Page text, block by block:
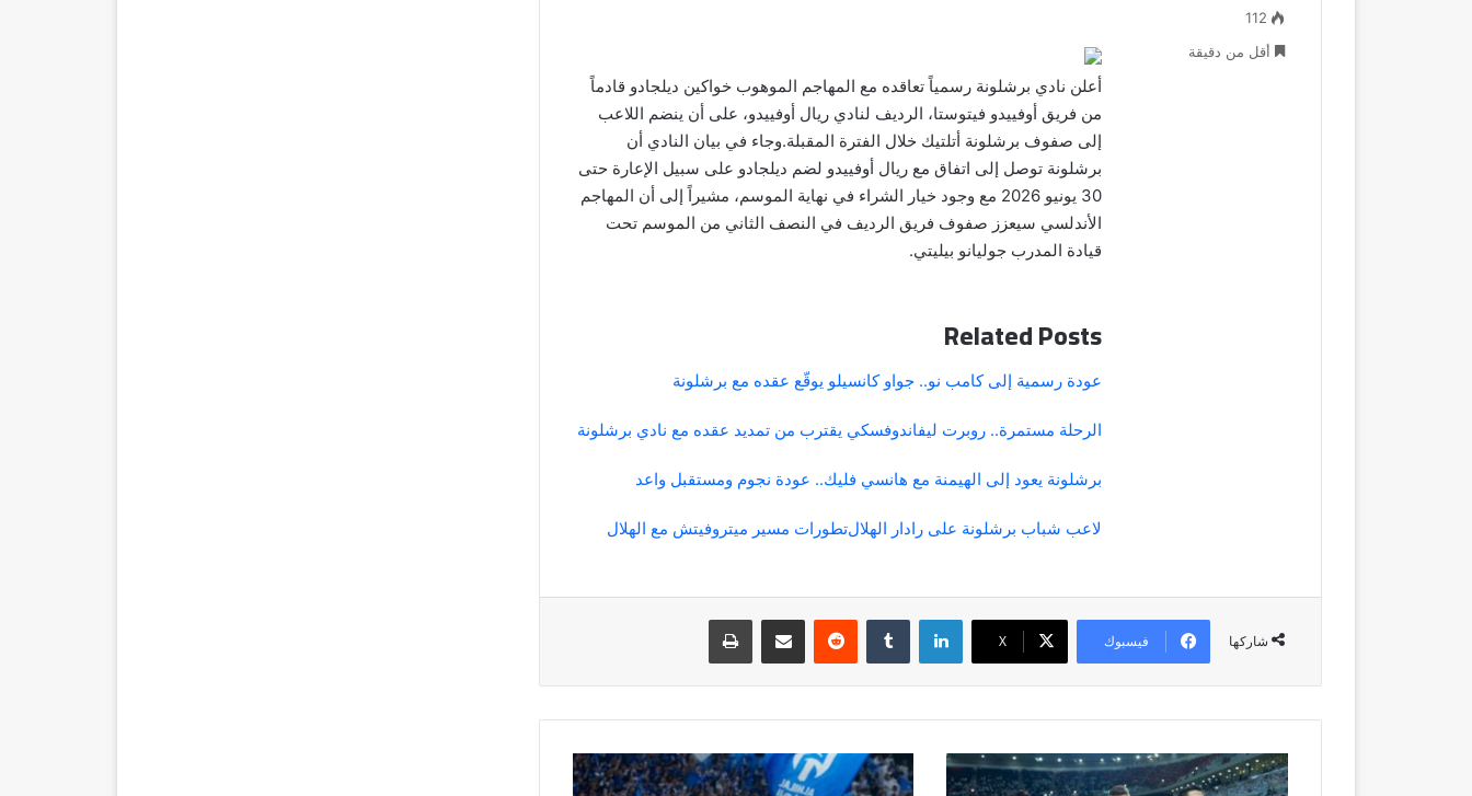
أعلن نادي برشلونة رسمياً تعاقده مع المهاجم الموهوب خواكين ديلجادو قادماً
من فريق أوفييدو فيتوستا، الرديف لنادي ريال أوفييدو، على أن ينضم اللاعب
إلى صفوف برشلونة أتلتيك خلال الفترة المقبلة.وجاء في بيان النادي أن
برشلونة توصل إلى اتفاق مع ريال أوفييدو لضم ديلجادو على سبيل الإعارة حتى
30 يونيو 2026 مع وجود خيار الشراء في نهاية الموسم، مشيراً إلى أن المهاجم
الأندلسي سيعزز صفوف فريق الرديف في النصف الثاني من الموسم تحت
قيادة المدرب جوليانو بيليتي.
Related Posts
عودة رسمية إلى كامب نو.. جواو كانسيلو يوقّع عقده مع برشلونة
الرحلة مستمرة.. روبرت ليفاندوفسكي يقترب من تمديد عقده مع نادي برشلونة
برشلونة يعود إلى الهيمنة مع هانسي فليك.. عودة نجوم ومستقبل واعد
لاعب شباب برشلونة على رادار الهلالتطورات مسير ميتروفيتش مع الهلال
112
أقل من دقيقة
شاركها فيسبوك ‫X
لينكدإن مشاركة عبر البريد طباعة
تشكيل
الهلال
غيابات
الهلال